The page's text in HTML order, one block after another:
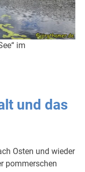
im
und das
Osten und wieder
pommerschen